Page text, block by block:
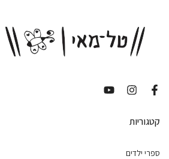
קטגוריות
ספרי ילדים